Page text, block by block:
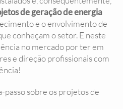
de geração de energia
e o envolvimento de
conheçam o setor. E neste
no mercado por ter em
e direção profissionais com
passo sobre os projetos de